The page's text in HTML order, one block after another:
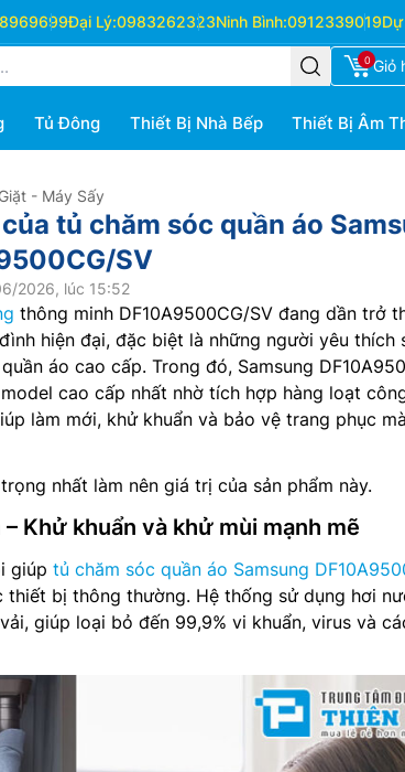
Đại Lý:0983262323Ninh Bình:0912339019
0 Giỏ
Tủ Đông Thiết Bị Nhà Bếp Thiết Bị Âm
- Máy Sấy
tủ chăm sóc quần áo
SV
2026, lúc 15:52
thông minh DF10A9500CG/SV đang dần trở
hiện đại, đặc biệt là những người yêu thích
áo cao cấp. Trong đó, Samsung
cao cấp nhất nhờ tích hợp hàng loạt
làm mới, khử khuẩn và bảo vệ trang phục
nhất làm nên giá trị của sản phẩm này.
Khử khuẩn và khử mùi mạnh mẽ
giúp tủ chăm sóc quần áo Samsung
bị thông thường. Hệ thống sử dụng hơi
giúp loại bỏ đến 99,9% vi khuẩn, virus và